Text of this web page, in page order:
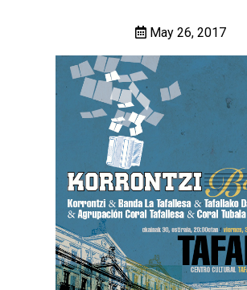
May 26, 2017